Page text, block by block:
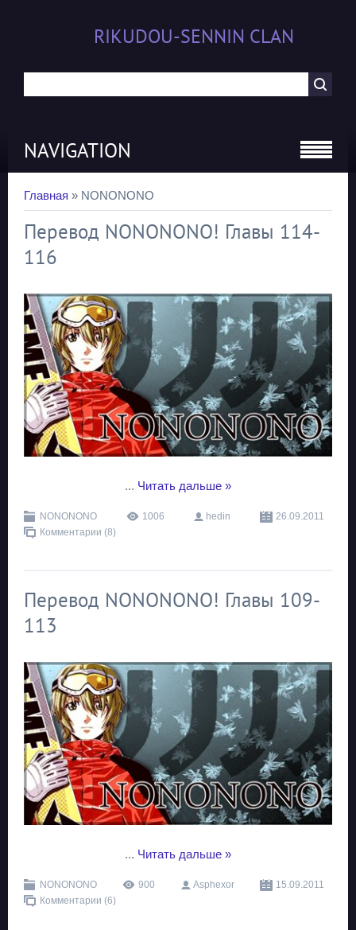
RIKUDOU-SENNIN CLAN
NAVIGATION
Главная » NONONONO
Перевод NONONONO! Главы 114-
116
... Читать дальше »
NONONONO 1006 hedin
26.09.2011
Комментарии (8)
Перевод NONONONO! Главы 109-
113
... Читать дальше »
NONONONO 900 Asphexor
15.09.2011
Комментарии (6)